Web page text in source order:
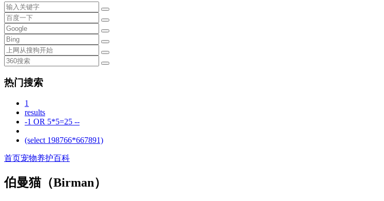
热门搜索
1
results
-1 OR 5*5=25 --
(select 198766*667891)
首页宠物养护百科
伯曼猫（Birman）